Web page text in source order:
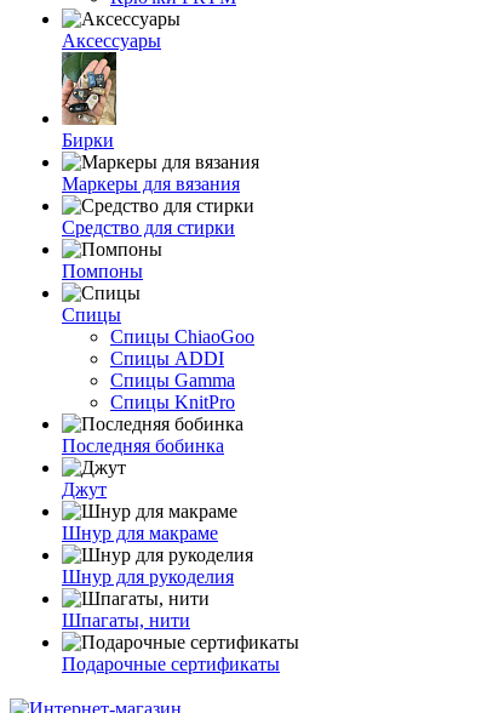
Аксессуары
Бирки
Маркеры для вязания
Средство для стирки
Помпоны
Спицы
Спицы ChiaoGoo
Спицы ADDI
Спицы Gamma
Спицы KnitPro
Последняя бобинка
Джут
Шнур для макраме
Шнур для рукоделия
Шпагаты, нити
Подарочные сертификаты